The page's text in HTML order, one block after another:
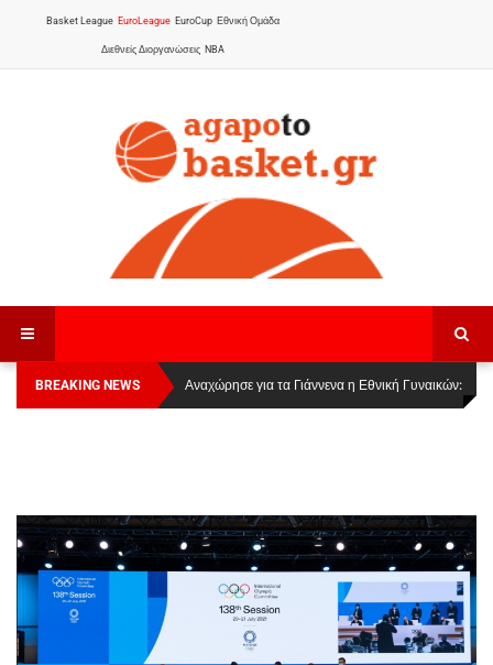
Basket League EuroLeague EuroCup Εθνική Ομάδα
Διεθνείς Διοργανώσεις NBA
BREAKING NEWS
Οι Πάνθηρες Καβάλας στην Women Basketball
League 1
Αναχώρησε για τα Γιάννενα η Εθνική Γυναικών: